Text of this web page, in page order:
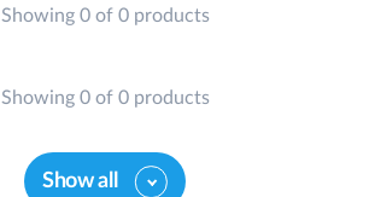
Showing 0 of 0 products
Showing 0 of 0 products
Show all